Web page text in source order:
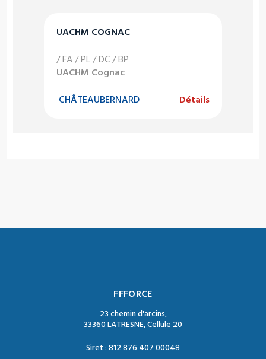
UACHM COGNAC
/ FA / PL / DC / BP
UACHM Cognac
CHÂTEAUBERNARD Détails
FFFORCE
23 chemin d'arcins,
33360 LATRESNE, Cellule 20
Siret : 812 876 407 00048